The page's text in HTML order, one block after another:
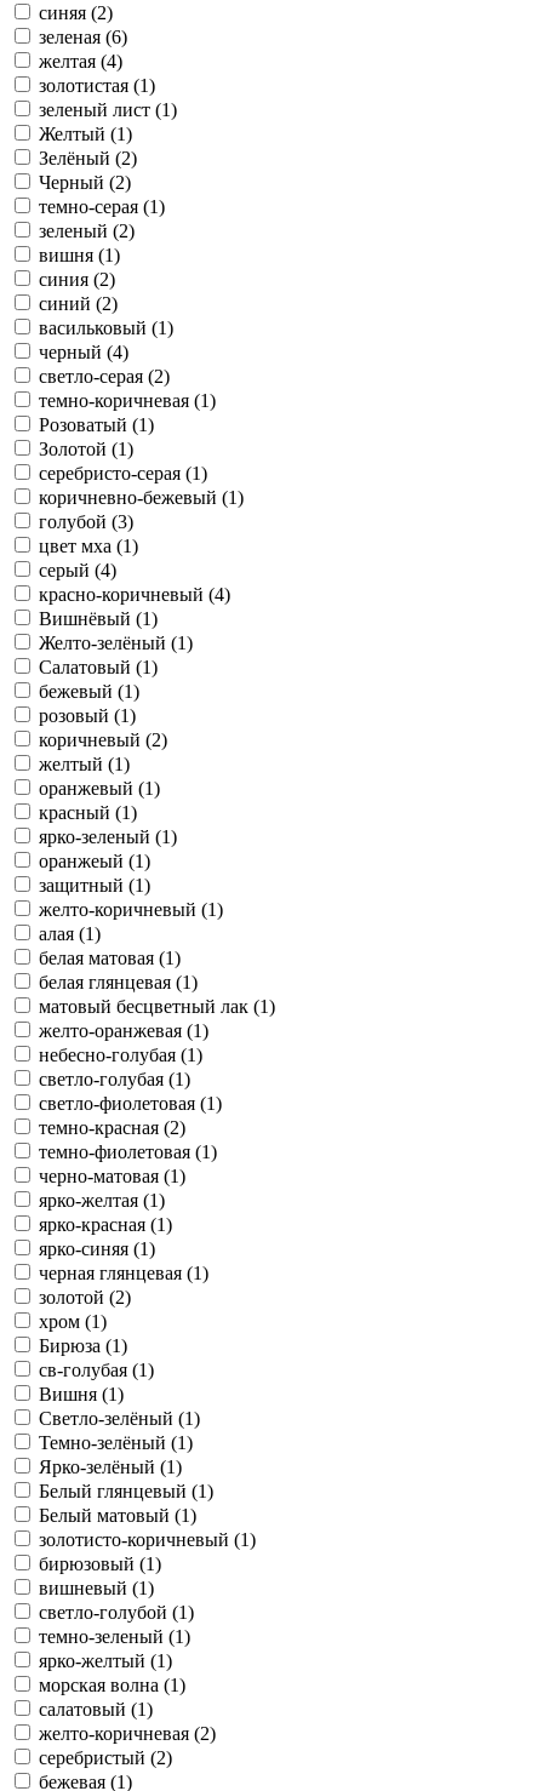
синяя (2)
зеленая (6)
желтая (4)
золотистая (1)
зеленый лист (1)
Желтый (1)
Зелёный (2)
Черный (2)
темно-серая (1)
зеленый (2)
вишня (1)
синия (2)
синий (2)
васильковый (1)
черный (4)
светло-серая (2)
темно-коричневая (1)
Розоватый (1)
Золотой (1)
серебристо-серая (1)
коричневно-бежевый (1)
голубой (3)
цвет мха (1)
серый (4)
красно-коричневый (4)
Вишнёвый (1)
Желто-зелёный (1)
Салатовый (1)
бежевый (1)
розовый (1)
коричневый (2)
желтый (1)
оранжевый (1)
красный (1)
ярко-зеленый (1)
оранжеый (1)
защитный (1)
желто-коричневый (1)
алая (1)
белая матовая (1)
белая глянцевая (1)
матовый бесцветный лак (1)
желто-оранжевая (1)
небесно-голубая (1)
светло-голубая (1)
светло-фиолетовая (1)
темно-красная (2)
темно-фиолетовая (1)
черно-матовая (1)
ярко-желтая (1)
ярко-красная (1)
ярко-синяя (1)
черная глянцевая (1)
золотой (2)
хром (1)
Бирюза (1)
св-голубая (1)
Вишня (1)
Светло-зелёный (1)
Темно-зелёный (1)
Ярко-зелёный (1)
Белый глянцевый (1)
Белый матовый (1)
золотисто-коричневый (1)
бирюзовый (1)
вишневый (1)
светло-голубой (1)
темно-зеленый (1)
ярко-желтый (1)
морская волна (1)
салатовый (1)
желто-коричневая (2)
серебристый (2)
бежевая (1)